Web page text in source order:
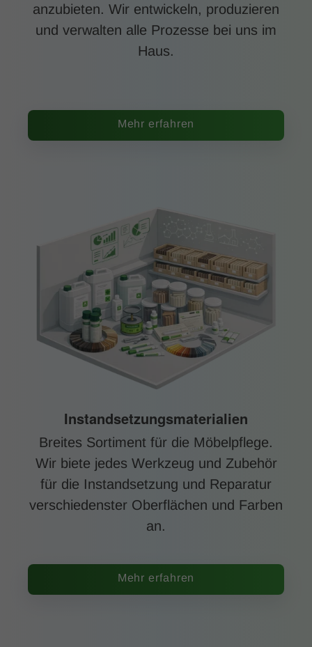
anzubieten. Wir entwickeln, produzieren
und verwalten alle Prozesse bei uns im
Haus.
Mehr erfahren
Instandsetzungsmaterialien
Breites Sortiment für die Möbelpflege.
Wir biete jedes Werkzeug und Zubehör
für die Instandsetzung und Reparatur
verschiedenster Oberflächen und Farben
an.
Mehr erfahren